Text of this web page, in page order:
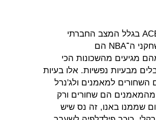
לפי המחקר, אפרו־אמריקאים סובלים יותר מאירועי ACE בגלל המצב החברתי
שרבים מהם נמצאים בו. בהתחשב בכך שכ־74% משחקני ה־NBA הם
לבנים), ורבים מהם מגיעים מהשכונות הכי
מבעיות נפשיות. אלו בעיות
השחורים למאמנים ולג'נרל
מנג'רים שקובעים את גורלם של השחקנים (רק 30% מהמאמנים הם שחורים ורק
שממנו באנו, זה נס שיש